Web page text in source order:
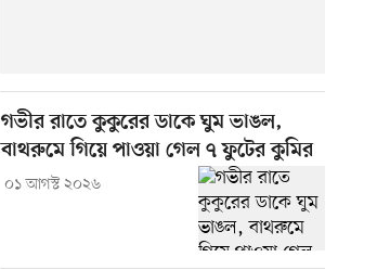
গভীর রাতে কুকুরের ডাকে ঘুম ভাঙল,
বাথরুমে গিয়ে পাওয়া গেল ৭ ফুটের কুমির
০১ আগস্ট ২০২৬